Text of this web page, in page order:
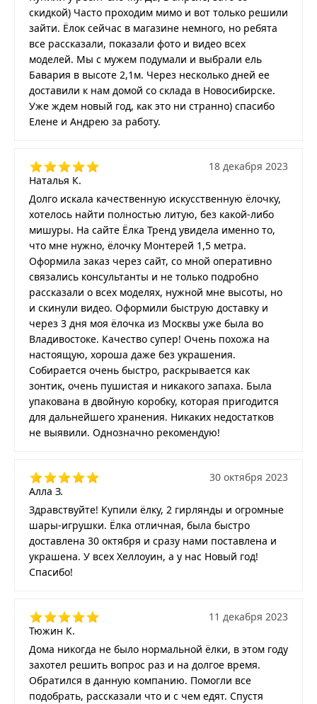
скидкой) Часто проходим мимо и вот только решили
зайти. Ёлок сейчас в магазине немного, но ребята
все рассказали, показали фото и видео всех
моделей. Мы с мужем подумали и выбрали ель
Бавария в высоте 2,1м. Через несколько дней ее
доставили к нам домой со склада в Новосибирске.
Уже ждем новый год, как это ни странно) спасибо
Елене и Андрею за работу.
Наталья К.
18 декабря 2023
Долго искала качественную искусственную ёлочку,
хотелось найти полностью литую, без какой-либо
мишуры. На сайте Ёлка Тренд увидела именно то,
что мне нужно, ёлочку Монтерей 1,5 метра.
Оформила заказ через сайт, со мной оперативно
связались консультанты и не только подробно
рассказали о всех моделях, нужной мне высоты, но
и скинули видео. Оформили быструю доставку и
через 3 дня моя ёлочка из Москвы уже была во
Владивостоке. Качество супер! Очень похожа на
настоящую, хороша даже без украшения.
Собирается очень быстро, раскрывается как
зонтик, очень пушистая и никакого запаха. Была
упакована в двойную коробку, которая пригодится
для дальнейшего хранения. Никаких недостатков
не выявили. Однозначно рекомендую!
Алла З.
30 октября 2023
Здравствуйте! Купили ёлку, 2 гирлянды и огромные
шары-игрушки. Ёлка отличная, была быстро
доставлена 30 октября и сразу нами поставлена и
украшена. У всех Хеллоуин, а у нас Новый год!
Спасибо!
Тюжин К.
11 декабря 2023
Дома никогда не было нормальной ёлки, в этом году
захотел решить вопрос раз и на долгое время.
Обратился в данную компанию. Помогли все
подобрать, рассказали что и с чем едят. Спустя